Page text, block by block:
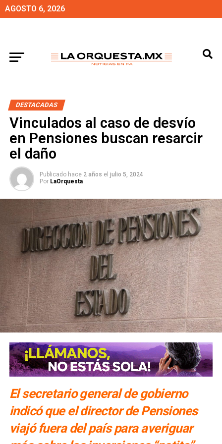
AGOSTO 6, 2026
DESTACADAS
Vinculados al caso de desvío
en Pensiones buscan resarcir
el daño
Publicado hace 2 años el julio 5, 2024
Por LaOrquesta
El secretario general de gobierno
indicó que el director de Pensiones
viajó fuera del país para averiguar